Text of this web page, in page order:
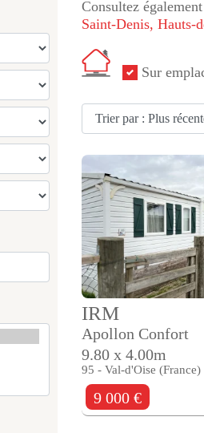
Consultez
Saint-Denis, Hauts-
Sur
IRM
Apollon Confort
9.80 x 4.00m
95 - Val-d'Oise (France)
9 000 €